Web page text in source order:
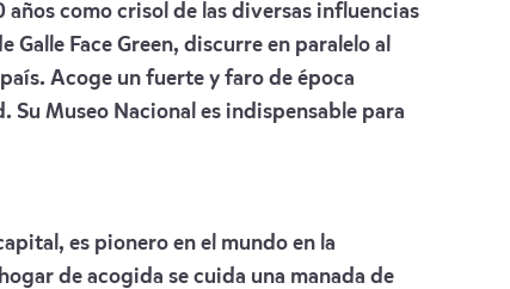
como crisol de las diversas influencias
Face Green, discurre en paralelo al
Acoge un fuerte y faro de época
Su Museo Nacional es indispensable para
es pionero en el mundo en la
de acogida se cuida una manada de